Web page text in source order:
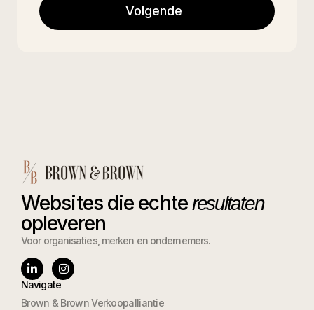
Volgende
Websites die echteresultaten
opleveren
Voor organisaties, merken en ondernemers.
Navigate
Brown & Brown Verkoopalliantie